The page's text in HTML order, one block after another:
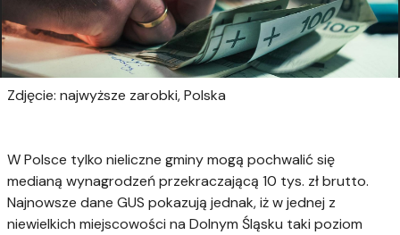
Zdjęcie: najwyższe zarobki, Polska
W Polsce tylko nieliczne gminy mogą pochwalić się
medianą wynagrodzeń przekraczającą 10 tys. zł brutto.
Najnowsze dane GUS pokazują jednak, iż w jednej z
niewielkich miejscowości na Dolnym Śląsku taki poziom